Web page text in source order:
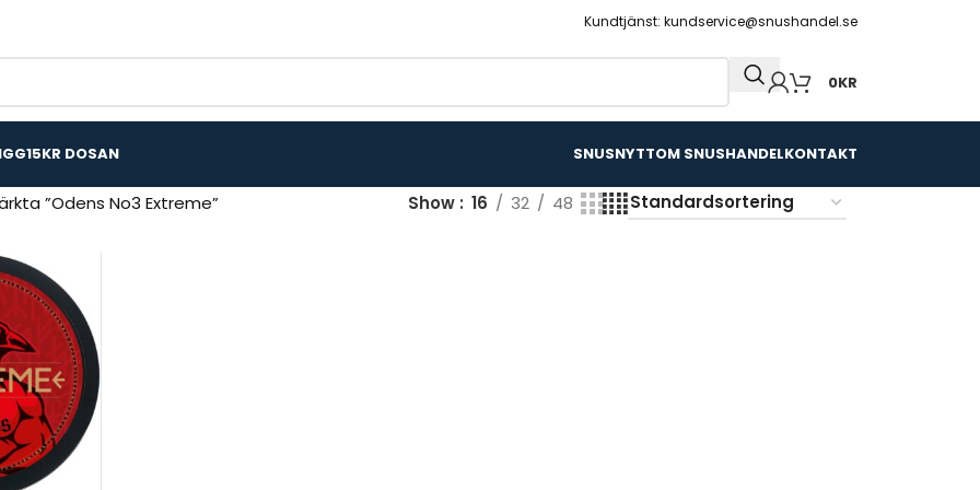
Kundtjänst: kundservice@snushandel.se
0KR
15KR DOSAN SNUSNYTTOM SNUSHANDELKONTAKT
”Odens No3 Extreme” Show 16 32 48